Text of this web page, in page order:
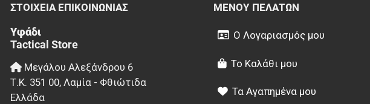
ΣΤΟΙΧΕΊΑ EΠΙΚΟΙΝΩΝΊΑΣ
Υφάδι
Tactical Store
Μεγάλου Αλεξάνδρου 6
Τ.Κ. 351 00, Λαμία - Φθιώτιδα
Ελλάδα
ΜΕΝΟΎ ΠΕΛΑΤΏΝ
Ο Λογαριασμός μου
Το Καλάθι μου
Τα Αγαπημένα μου